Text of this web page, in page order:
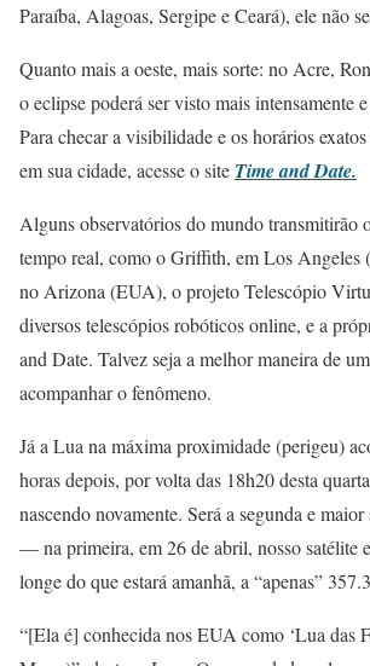
Paraíba, Alagoas, Sergipe e Ceará), ele não
Quanto mais a oeste, mais sorte: no Acre,
o eclipse poderá ser visto mais intensamente
Para checar a visibilidade e os horários
em sua cidade, acesse o site Time and Date.
Alguns observatórios do mundo transmitirão
tempo real, como o Griffith, em Los
no Arizona (EUA), o projeto Telescópio
diversos telescópios robóticos online, e a
and Date. Talvez seja a melhor maneira de
acompanhar o fenômeno.
Já a Lua na máxima proximidade (perigeu)
horas depois, por volta das 18h20 desta
nascendo novamente. Será a segunda e
— na primeira, em 26 de abril, nosso satélite
longe do que estará amanhã, a “apenas”
“[Ela é] conhecida nos EUA como ‘Lua das